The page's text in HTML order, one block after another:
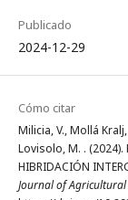
Publicado
2024-12-29
Cómo citar
Milicia, V., Mollá
Lovisolo, M. . (2024).
HIBRIDACIÓN
Journal of Agricultural